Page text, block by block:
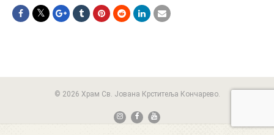
© 2026 Храм Св. Јована Крститеља Кончарево.